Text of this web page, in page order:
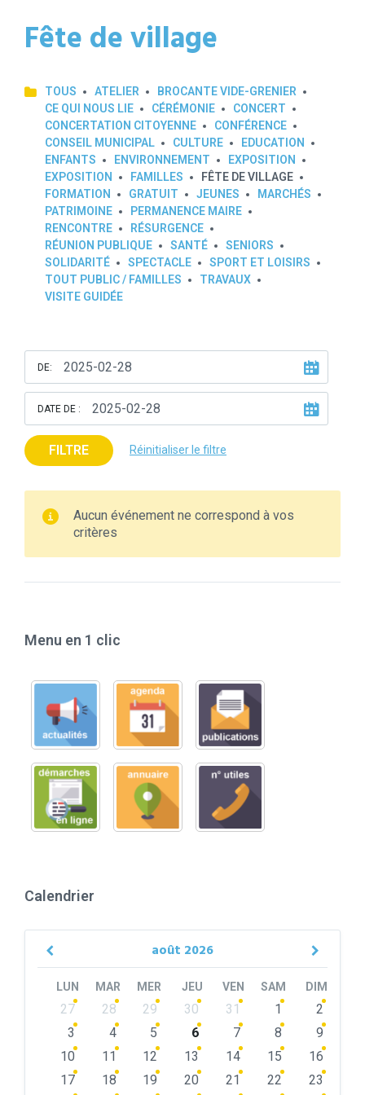
Fête de village
TOUS ATELIER
BROCANTE VIDE-GRENIER
CE QUI NOUS LIE
CÉRÉMONIE
CONCERT
CONCERTATION CITOYENNE
CONFÉRENCE
CONSEIL MUNICIPAL
CULTURE
EDUCATION
ENFANTS
ENVIRONNEMENT
EXPOSITION
EXPOSITION
FAMILLES
FÊTE DE VILLAGE
FORMATION
GRATUIT JEUNES
MARCHÉS
PATRIMOINE
PERMANENCE MAIRE
RENCONTRE
RÉSURGENCE
RÉUNION PUBLIQUE
SANTÉ
SENIORS
SOLIDARITÉ
SPECTACLE
SPORT ET LOISIRS
TOUT PUBLIC / FAMILLES
TRAVAUX
VISITE GUIDÉE
DE:
DATE DE :
FILTRE Réinitialiser le filtre
Aucun événement ne correspond à vos
critères
Menu en 1 clic
Calendrier
août 2026
Previous
LUN MAR MER JEU VEN SAM DIM
Skip
calendar
27 28 29 30 31 1
2
3
4 5 6 7 8
9
10
11 12 13 14 15
16
17
18 19 20 21 22
23